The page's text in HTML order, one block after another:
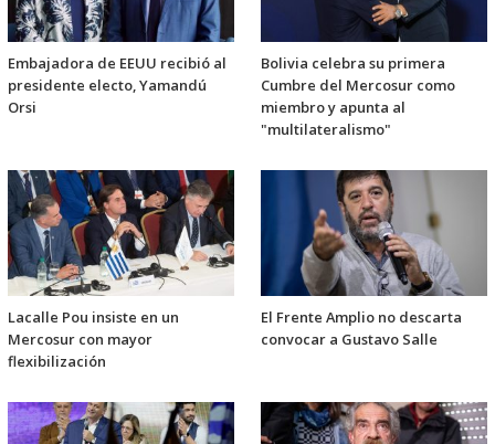
Embajadora de EEUU recibió al
presidente electo, Yamandú
Orsi
Bolivia celebra su primera
Cumbre del Mercosur como
miembro y apunta al
"multilateralismo"
Lacalle Pou insiste en un
Mercosur con mayor
flexibilización
El Frente Amplio no descarta
convocar a Gustavo Salle